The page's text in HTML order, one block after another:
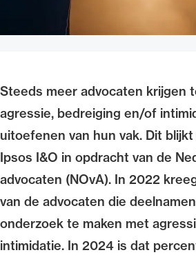
Steeds meer advocaten krijgen
agressie, bedreiging en/of
uitoefenen van hun vak. Dit
Ipsos I&O in opdracht van de
advocaten (NOvA). In 2022
van de advocaten die
onderzoek te maken met
intimidatie. In 2024 is dat
Van de Advocatenwet tot de
de advocatuur (Voda) en de
Ondersteuning voor advocaten
het rechtsgebiedenregister en
geheimhoudernummers.